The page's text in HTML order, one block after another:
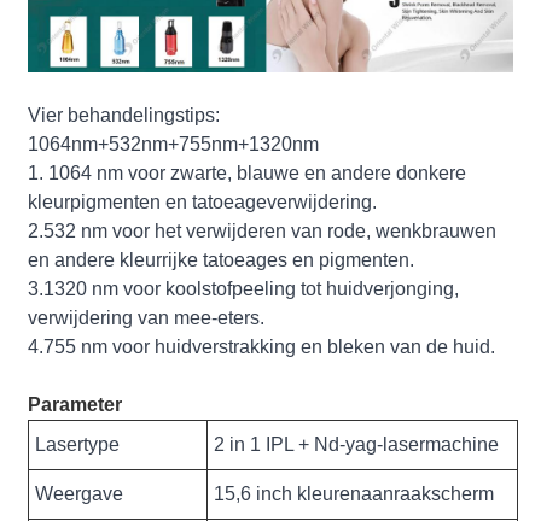
Vier behandelingstips:
1064nm+532nm+755nm+1320nm
1. 1064 nm voor zwarte, blauwe en andere donkere
kleurpigmenten en tatoeageverwijdering.
2.532 nm voor het verwijderen van rode, wenkbrauwen
en andere kleurrijke tatoeages en pigmenten.
3.1320 nm voor koolstofpeeling tot huidverjonging,
verwijdering van mee-eters.
4.755 nm voor huidverstrakking en bleken van de huid.
Parameter
Lasertype
2 in 1 IPL + Nd-yag-lasermachine
Weergave 15,6 inch kleurenaanraakscherm